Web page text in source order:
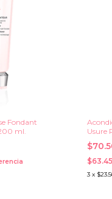
Fondant
ml.
Usure
3 x